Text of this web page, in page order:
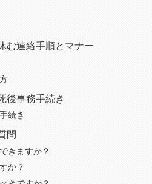
む連絡手順とマナー
後事務手続き
続き
問
きますか？
か？